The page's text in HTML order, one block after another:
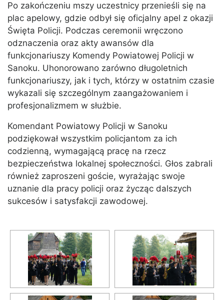
Po zakończeniu mszy uczestnicy przenieśli się na
plac apelowy, gdzie odbył się oficjalny apel z okazji
Święta Policji. Podczas ceremonii wręczono
odznaczenia oraz akty awansów dla
funkcjonariuszy Komendy Powiatowej Policji w
Sanoku. Uhonorowano zarówno długoletnich
funkcjonariuszy, jak i tych, którzy w ostatnim czasie
wykazali się szczególnym zaangażowaniem i
profesjonalizmem w służbie.
Komendant Powiatowy Policji w Sanoku
podziękował wszystkim policjantom za ich
codzienną, wymagającą pracę na rzecz
bezpieczeństwa lokalnej społeczności. Głos zabrali
również zaproszeni goście, wyrażając swoje
uznanie dla pracy policji oraz życząc dalszych
sukcesów i satysfakcji zawodowej.